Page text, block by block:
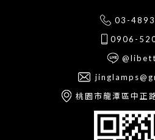
03-
0906-
桃園市龍潭區中正